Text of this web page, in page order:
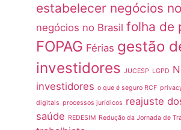
estabelecer negócios
negócios no Brasil folha de
FOPAG Férias gestão
investidores JUCESP LGPD
investidores o que é seguro RCF
digitais processos jurídicos reajuste
saúde REDESIM Redução da Jornada de